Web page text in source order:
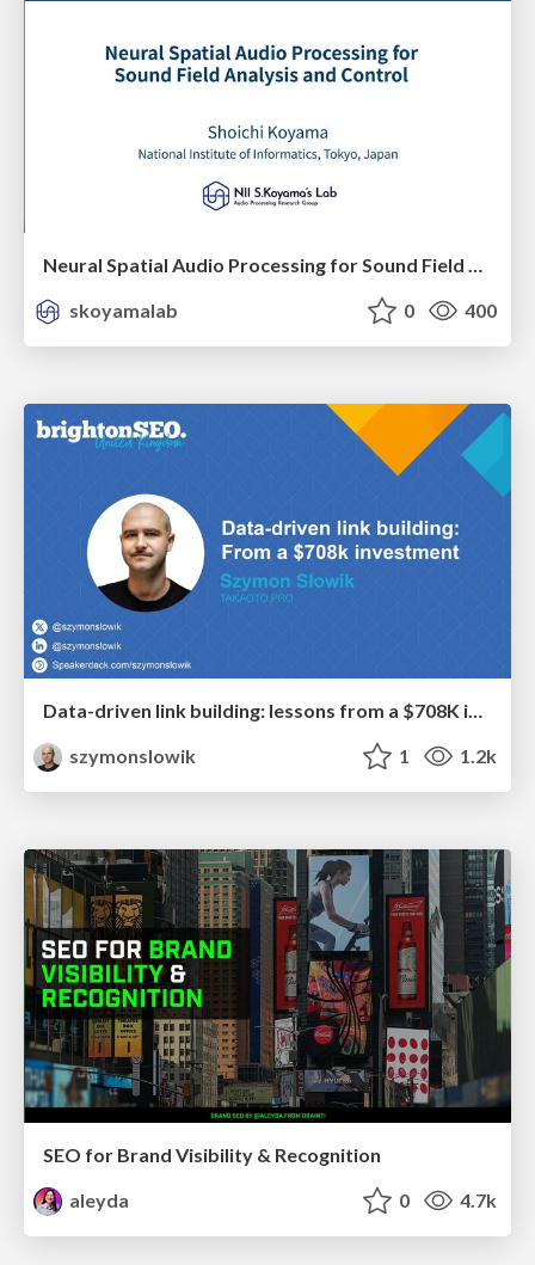
Neural Spatial Audio Processing for Sound Field Analysis and Control
skoyamalab
0 400
Data-driven link building: lessons from a $708K investment (BrightonSEO talk)
szymonslowik
1 1.2k
SEO for Brand Visibility & Recognition
aleyda
0 4.7k